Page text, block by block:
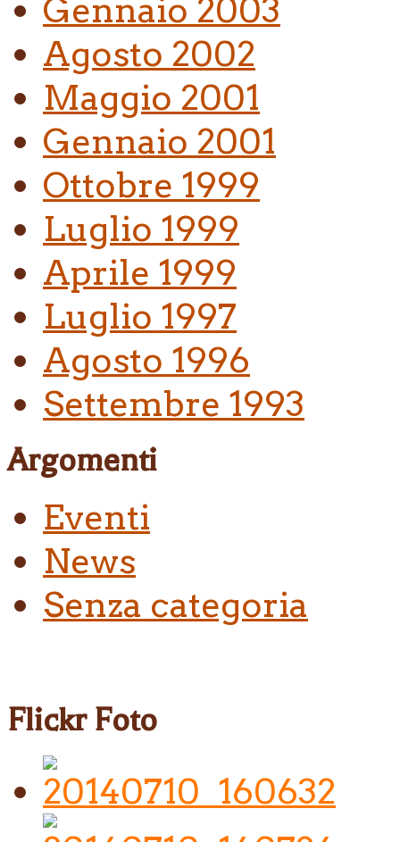
Gennaio 2003
Agosto 2002
Maggio 2001
Gennaio 2001
Ottobre 1999
Luglio 1999
Aprile 1999
Luglio 1997
Agosto 1996
Settembre 1993
Argomenti
Eventi
News
Senza categoria
Flickr Foto